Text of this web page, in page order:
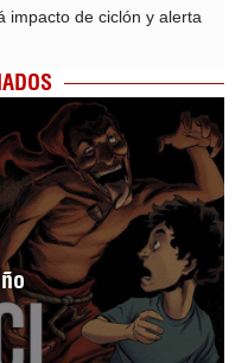
impacto de ciclón y alerta